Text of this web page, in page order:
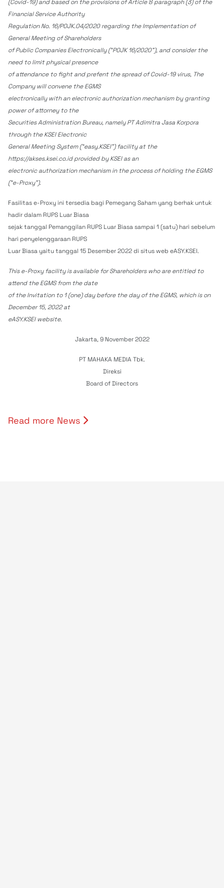
(Covid-19) and based on the provisions of Article 8 paragraph (3) of the
Financial Service Authority
Regulation No. 16/POJK.04/2020 regarding the Implementation of
General Meeting of Shareholders
of Public Companies Electronically (“POJK 16/2020”), and consider the
need to limit physical presence
of attendance to fight and prefent the spread of Covid-19 virus, The
Company will convene the EGMS
electronically with an electronic authorization mechanism by granting
power of attorney to the
Securities Administration Bureau, namely PT Adimitra Jasa Korpora
through the KSEI Electronic
General Meeting System (“easy.KSEI”) facility at the
https://akses.ksei.co.id provided by KSEI as an
electronic authorization mechanism in the process of holding the EGMS
(“e-Proxy”).
Fasilitas e-Proxy ini tersedia bagi Pemegang Saham yang berhak untuk
hadir dalam RUPS Luar Biasa
sejak tanggal Pemanggilan RUPS Luar Biasa sampai 1 (satu) hari sebelum
hari penyelenggaraan RUPS
Luar Biasa yaitu tanggal 15 Desember 2022 di situs web eASY.KSEI.
This e-Proxy facility is available for Shareholders who are entitled to
attend the EGMS from the date
of the Invitation to 1 (one) day before the day of the EGMS, which is on
December 15, 2022 at
eASY.KSEI website.
Jakarta, 9 November 2022
PT MAHAKA MEDIA Tbk.
Direksi
Board of Directors
Read more News